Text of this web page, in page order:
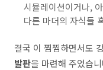
시뮬레이션이거나,
다른 마더의 자식들
결국 이 찜찜하면서도
발판을 마련해 주었습